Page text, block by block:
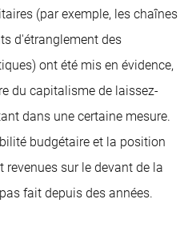
(par exemple, les chaînes
d'étranglement des
ont été mis en évidence,
du capitalisme de laissez-
dans une certaine mesure.
budgétaire et la position
sur le devant de la
fait depuis des années.